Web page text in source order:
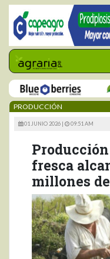
PRODUCCIÓN
01 JUNIO 2026 | 09:51 AM
fresca
millones